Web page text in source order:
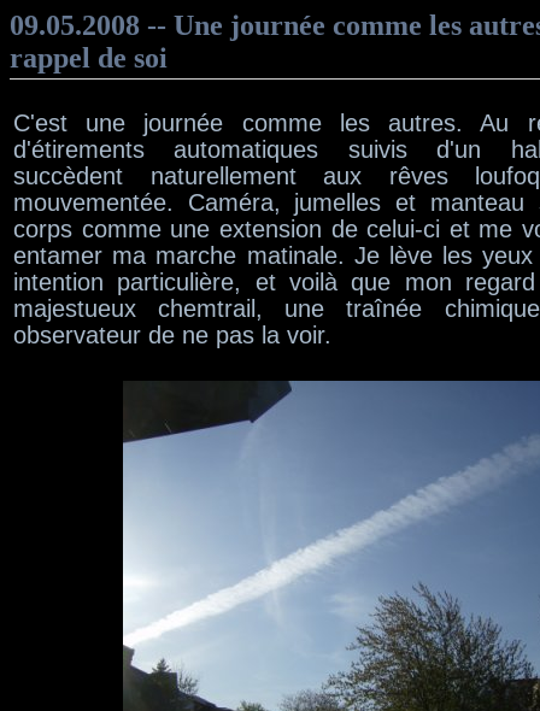
09.05.2008 -- Une journée comme les
rappel de soi
C'est une journée comme les autres. Au
d'étirements automatiques suivis d'un
succèdent naturellement aux rêves
mouvementée. Caméra, jumelles et
corps comme une extension de celui-ci et me
entamer ma marche matinale. Je lève les
intention particulière, et voilà que mon
majestueux chemtrail, une traînée
observateur de ne pas la voir.